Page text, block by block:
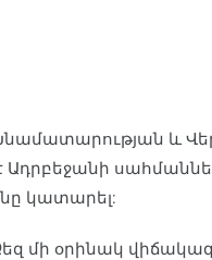
և
Ադրբեջանի
կատարել:
մի օրինակ